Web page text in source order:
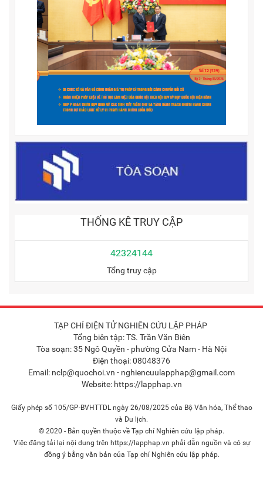
THỐNG KÊ TRUY CẬP
42324144
Tổng truy cập
TẠP CHÍ ĐIỆN TỬ NGHIÊN CỨU LẬP PHÁP
Tổng biên tập: TS. Trần Văn Biên
Tòa soạn: 35 Ngô Quyền - phường Cửa Nam - Hà Nội
Điện thoại: 08048376
Email: nclp@quochoi.vn - nghiencuulapphap@gmail.com
Website: https://lapphap.vn
Giấy phép số 105/GP-BVHTTDL ngày 26/08/2025 của Bộ Văn hóa, Thể thao
và Du lịch.
© 2020 - Bản quyền thuộc về Tạp chí Nghiên cứu lập pháp.
Việc đăng tải lại nội dung trên https://lapphap.vn phải dẫn nguồn và có sự
đồng ý bằng văn bản của Tạp chí Nghiên cứu lập pháp.